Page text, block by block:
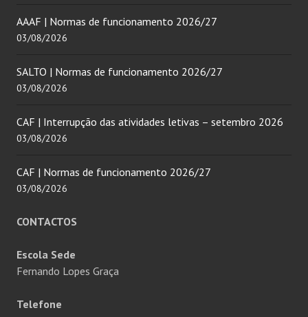
AAAF | Normas de funcionamento 2026/27
03/08/2026
SALTO | Normas de funcionamento 2026/27
03/08/2026
CAF | Interrupção das atividades letivas – setembro 2026
03/08/2026
CAF | Normas de funcionamento 2026/27
03/08/2026
CONTACTOS
Escola Sede
Fernando Lopes Graça
Telefone